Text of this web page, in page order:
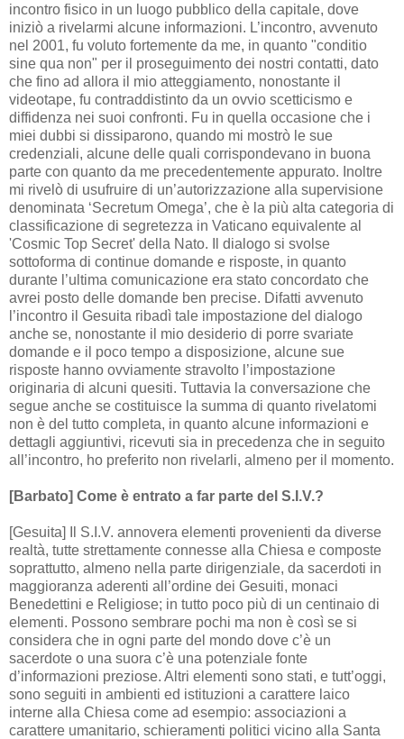
incontro fisico in un luogo pubblico della capitale, dove
iniziò a rivelarmi alcune informazioni. L’incontro, avvenuto
nel 2001, fu voluto fortemente da me, in quanto "conditio
sine qua non" per il proseguimento dei nostri contatti, dato
che fino ad allora il mio atteggiamento, nonostante il
videotape, fu contraddistinto da un ovvio scetticismo e
diffidenza nei suoi confronti. Fu in quella occasione che i
miei dubbi si dissiparono, quando mi mostrò le sue
credenziali, alcune delle quali corrispondevano in buona
parte con quanto da me precedentemente appurato. Inoltre
mi rivelò di usufruire di un’autorizzazione alla supervisione
denominata ‘Secretum Omega’, che è la più alta categoria di
classificazione di segretezza in Vaticano equivalente al
'Cosmic Top Secret' della Nato. Il dialogo si svolse
sottoforma di continue domande e risposte, in quanto
durante l’ultima comunicazione era stato concordato che
avrei posto delle domande ben precise. Difatti avvenuto
l’incontro il Gesuita ribadì tale impostazione del dialogo
anche se, nonostante il mio desiderio di porre svariate
domande e il poco tempo a disposizione, alcune sue
risposte hanno ovviamente stravolto l’impostazione
originaria di alcuni quesiti. Tuttavia la conversazione che
segue anche se costituisce la summa di quanto rivelatomi
non è del tutto completa, in quanto alcune informazioni e
dettagli aggiuntivi, ricevuti sia in precedenza che in seguito
all’incontro, ho preferito non rivelarli, almeno per il momento.
[Barbato] Come è entrato a far parte del S.I.V.?
[Gesuita] Il S.I.V. annovera elementi provenienti da diverse
realtà, tutte strettamente connesse alla Chiesa e composte
soprattutto, almeno nella parte dirigenziale, da sacerdoti in
maggioranza aderenti all’ordine dei Gesuiti, monaci
Benedettini e Religiose; in tutto poco più di un centinaio di
elementi. Possono sembrare pochi ma non è così se si
considera che in ogni parte del mondo dove c’è un
sacerdote o una suora c’è una potenziale fonte
d’informazioni preziose. Altri elementi sono stati, e tutt’oggi,
sono seguiti in ambienti ed istituzioni a carattere laico
interne alla Chiesa come ad esempio: associazioni a
carattere umanitario, schieramenti politici vicino alla Santa